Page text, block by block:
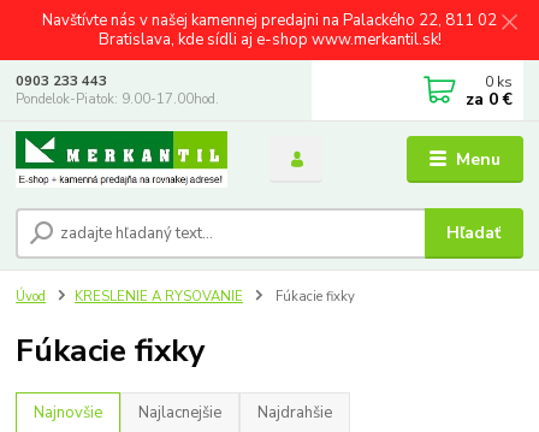
Navštívte nás v našej kamennej predajni na Palackého 22, 811 02
Bratislava, kde sídli aj e-shop www.merkantil.sk!
Menu
Hľadať
0903 233 443
Pondelok-Piatok: 9.00-17.00hod.
0 ks
za 0 €
Úvod KRESLENIE A RYSOVANIE Fúkacie fixky
Fúkacie fixky
Najnovšie Najlacnejšie Najdrahšie